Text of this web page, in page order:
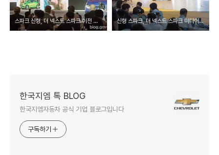
스파크 신형, 더 넥스트 스파크 이전 모델, 스파크 2015와 비교해보기 신형 스파크, 더 넥스트 스파크 미디어 쇼케이스 현장 이모저모
한국지엠 톡 BLOG
한국지엠자동차 공식 기업 블로그입니다
구독하기